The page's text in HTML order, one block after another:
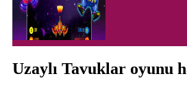
Uzaylı Tavuklar oyunu